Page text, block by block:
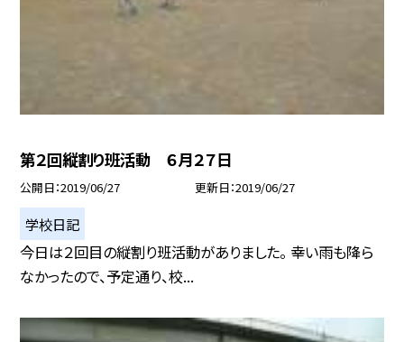
第２回縦割り班活動 ６月２７日
公開日 2019/06/27 更新日 2019/06/27
学校日記
今日は２回目の縦割り班活動がありました。 幸い雨も降ら
なかったので、予定通り、校...